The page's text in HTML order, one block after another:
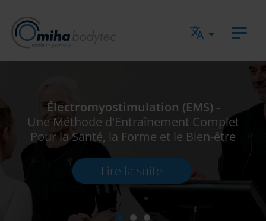
Électromyostimulation (EMS) -
Une Méthode d'Entraînement Complet
Pour la Santé, la Forme et le Bien-être
Lire la suite
Équipement EMS ProfessionnelPour
une Utilisation Commerciale Continue
Lire la suite
miha bodytec-
Impulsions Pour un Avenir Plus Sain!
Lire la suite